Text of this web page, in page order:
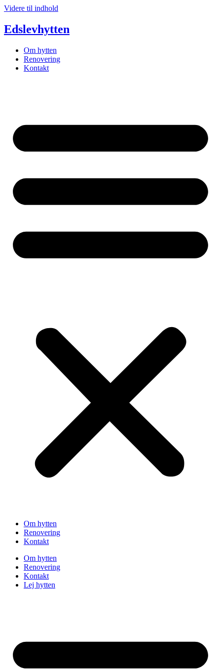
Videre til indhold
Edslevhytten
Om hytten
Renovering
Kontakt
Om hytten
Renovering
Kontakt
Om hytten
Renovering
Kontakt
Lej hytten